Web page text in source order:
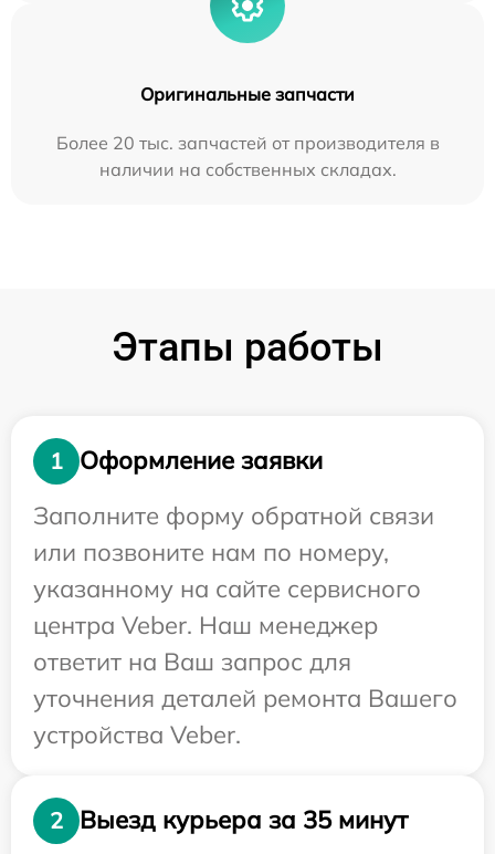
Оригинальные запчасти
Более 20 тыс. запчастей от производителя в
наличии на собственных складах.
Этапы работы
1
Оформление заявки
Заполните форму обратной связи
или позвоните нам по номеру,
указанному на сайте сервисного
центра Veber. Наш менеджер
ответит на Ваш запрос для
уточнения деталей ремонта Вашего
устройства Veber.
2 Выезд курьера за 35 минут